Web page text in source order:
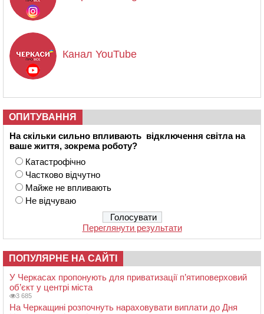
Канал YouTube
ОПИТУВАННЯ
На скільки сильно впливають відключення світла на
ваше життя, зокрема роботу?
Катастрофічно
Частково відчутно
Майже не впливають
Не відчуваю
Переглянути результати
ПОПУЛЯРНЕ НА САЙТІ
У Черкасах пропонують для приватизації п’ятиповерховий
об’єкт у центрі міста
3 685
На Черкащині розпочнуть нараховувати виплати до Дня